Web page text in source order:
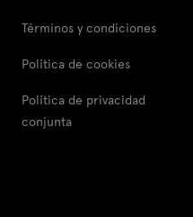
Términos y condiciones
Política de cookies
Política de privacidad
conjunta